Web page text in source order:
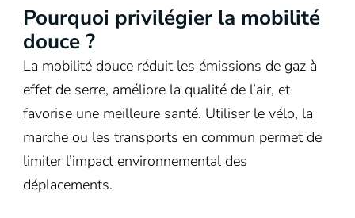
Pourquoi privilégier la mobilité
douce ?
La mobilité douce réduit les émissions de gaz à
effet de serre, améliore la qualité de l’air, et
favorise une meilleure santé. Utiliser le vélo, la
marche ou les transports en commun permet de
limiter l’impact environnemental des
déplacements.